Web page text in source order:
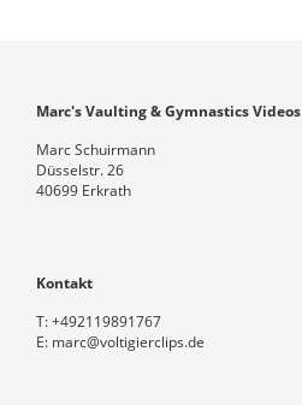
Marc's Vaulting & Gymnastics Videos
Marc Schuirmann
Düsselstr. 26
40699 Erkrath
Kontakt
T:+492119891767
E: marc@voltigierclips.de